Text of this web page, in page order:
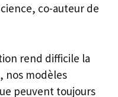
co-auteur de
rend difficile la
nos modèles
peuvent toujours